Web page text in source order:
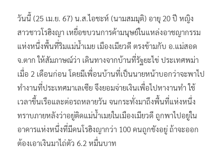
วันนี้ (25 เม.ย. 67) น.ส.ไอชะห์ (นามสมมุติ) อายุ 20 ปี หญิง
สาวชาวโรฮิงญา เหยื่อขบวนการค้ามนุษย์ในแหล่งอาชญากรรม
แห่งหนึ่งพื้นที่ริมแม่น้ำเมย เมืองเมียวดี ตรงข้ามกับ อ.แม่สอด
จ.ตาก ให้สัมภาษณ์ว่า เดินทางจากบ้านที่รัฐยะไข่ ประเทศพม่า
เมื่อ 2 เดือนก่อน โดยมีเพื่อนบ้านที่เป็นนายหน้าบอกว่าจะพาไป
ทำงานที่ประเทศมาเลเซีย จึงยอมจ่ายเงินเพื่อไปหางานทำ ใช้
เวลาขึ้นเรือและต่อรถหลายวัน จนกระทั่งมาถึงพื้นที่แห่งหนึ่ง
ทราบภายหลังว่าอยู่ติดแม่น้ำเมยในเมืองเมียวดี ถูกพาไปอยู่ใน
อาคารแห่งหนึ่งที่มีคนโรฮิงญากว่า 100 คนถูกขังอยู่ ถ้าจะออก
ต้องเอาเงินมาไถ่ตัว 6.2 หมื่นบาท